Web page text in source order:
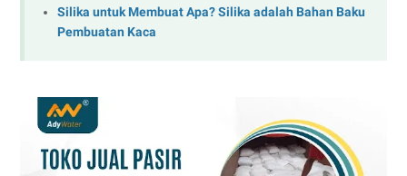
Silika untuk Membuat Apa? Silika adalah Bahan Baku
Pembuatan Kaca